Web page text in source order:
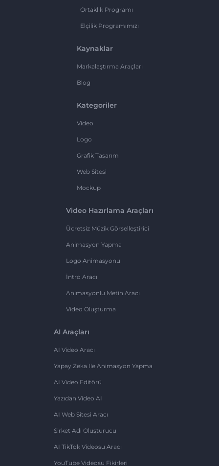
Ortaklık Programı
Elçilik Programımızı
Kaynaklar
Markalaştırma Araçları
Blog
Kategoriler
Video
Logo
Grafik Tasarım
Web Sitesi
Mockup
Video Hazırlama Araçları
Ücretsiz Müzik Görselleştirici
Animasyon Yapma
Logo Animasyonu
İntro Aracı
Animasyonlu Metin Aracı
Video Oluşturma
AI Araçları
AI Video Aracı
Yapay Zeka Ile Animasyon Yapma
AI Video Editörü
Yazıdan Video AI
AI Web Sitesi Aracı
Şirket Adı Oluşturucu
AI TikTok Videosu Aracı
YouTube Videosu Fikirleri